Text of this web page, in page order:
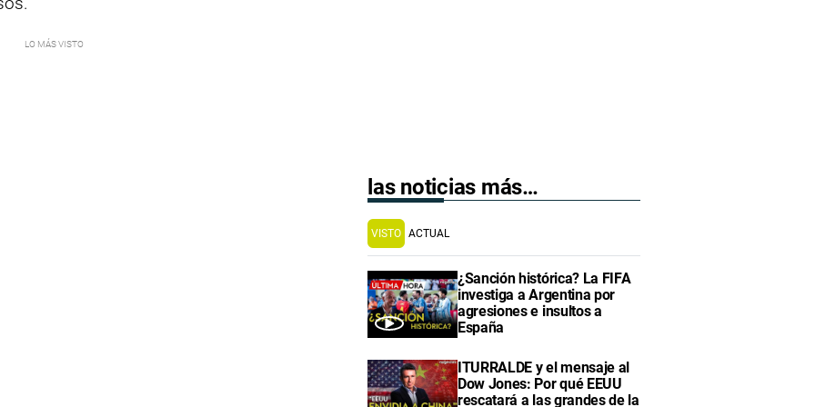
las noticias más…
VISTO ACTUAL
¿Sanción histórica? La FIFA
investiga a Argentina por
agresiones e insultos a
España
ITURRALDE y el mensaje al
Dow Jones: Por qué EEUU
rescatará a las grandes de la